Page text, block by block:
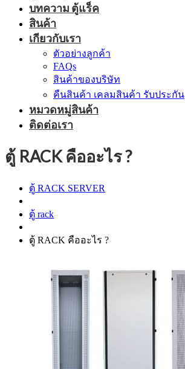
บทความ ตู้แร็ค
สินค้า
เกียวกับเรา
ตัวอย่างลูกค้า
FAQs
สินค้าของบริษัท
คืนสินค้า เคลมสินค้า รับประกัน
หมวดหมู่สินค้า
ติดต่อเรา
ตู้ RACK คืออะไร ?
ตู้ RACK SERVER
ตู้ rack
ตู้ RACK คืออะไร ?